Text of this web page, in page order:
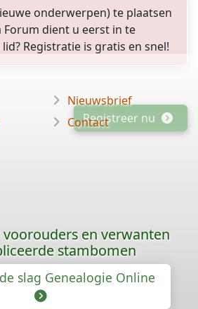
onderwerpen) te plaatsen
dient u eerst in te
Registratie is gratis en snel!
Registreer nu
Nieuwsbrief
Contact
en verwanten
stambomen
slag Genealogie Online